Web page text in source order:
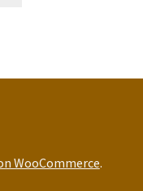
WooCommerce.